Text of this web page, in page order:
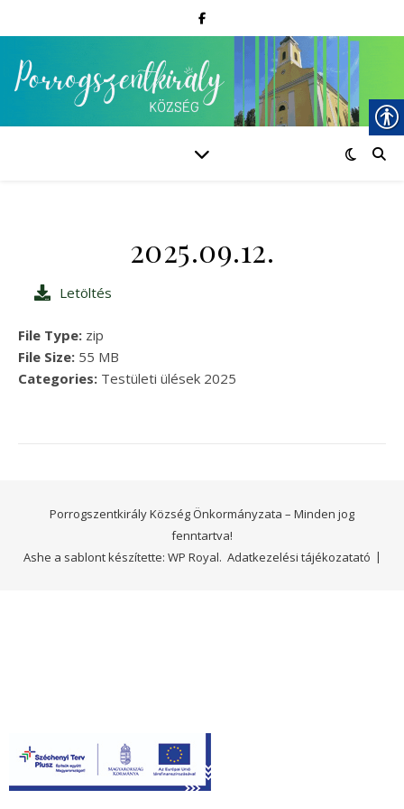
2025.09.12.
Letöltés
File Type: zip
File Size: 55 MB
Categories: Testületi ülések 2025
Porrogszentkirály Község Önkormányzata – Minden jog
fenntartva!
Adatkezelési tájékozatató
Ashe a sablont készítette: WP Royal.